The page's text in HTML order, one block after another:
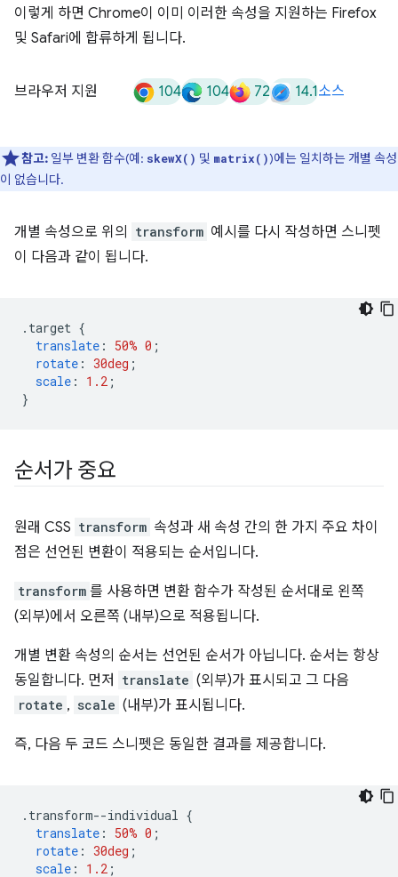
이렇게 하면 Chrome이 이미 이러한 속성을 지원하는 Firefox
및 Safari에 합류하게 됩니다.
브라우저 지원 104 104 72 14.1소스
참고: 일부 변환 함수(예: skewX() 및 matrix())에는 일치하는 개별 속성
이 없습니다.
개별 속성으로 위의 transform 예시를 다시 작성하면 스니펫
이 다음과 같이 됩니다.
. target {
translate : 50% 0 ;
rotate : 30deg ;
scale : 1.2 ;
}
순서가 중요
원래 CSS transform 속성과 새 속성 간의 한 가지 주요 차이
점은 선언된 변환이 적용되는 순서입니다.
transform 를 사용하면 변환 함수가 작성된 순서대로 왼쪽
(외부)에서 오른쪽 (내부)으로 적용됩니다.
개별 변환 속성의 순서는 선언된 순서가 아닙니다. 순서는 항상
동일합니다. 먼저
translate (외부)가 표시되고 그 다음
rotate , scale (내부)가 표시됩니다.
즉, 다음 두 코드 스니펫은 동일한 결과를 제공합니다.
. transform--individual {
translate : 50% 0 ;
rotate : 30deg ;
scale : 1.2 ;